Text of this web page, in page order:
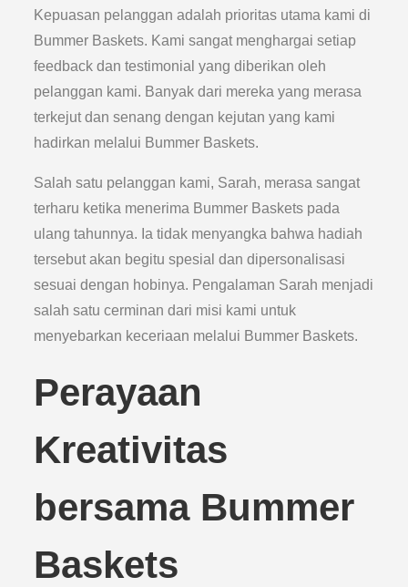
Kepuasan pelanggan adalah prioritas utama kami di
Bummer Baskets. Kami sangat menghargai setiap
feedback dan testimonial yang diberikan oleh
pelanggan kami. Banyak dari mereka yang merasa
terkejut dan senang dengan kejutan yang kami
hadirkan melalui Bummer Baskets.
Salah satu pelanggan kami, Sarah, merasa sangat
terharu ketika menerima Bummer Baskets pada
ulang tahunnya. Ia tidak menyangka bahwa hadiah
tersebut akan begitu spesial dan dipersonalisasi
sesuai dengan hobinya. Pengalaman Sarah menjadi
salah satu cerminan dari misi kami untuk
menyebarkan keceriaan melalui Bummer Baskets.
Perayaan
Kreativitas
bersama Bummer
Baskets